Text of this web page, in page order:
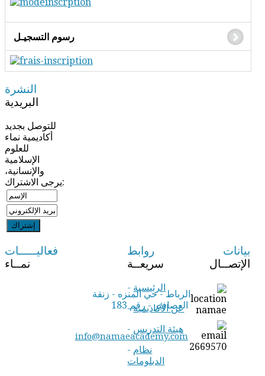
رسوم التسجيـل
النشرة
البريدية
للتوصل بجديد
أكاديمية نماء
للعلوم
الإسلامية
والإنسانية،
يرجى الاشتراك:
بيانات
الإتصــال
الرباط - حي المنزه - زنقة
info@namaeacademy.com
روابط
سريعــة
- الرئيسية
-عن الأكاديمية
- هيئة التدريس
- نظام
الدبلومات
فعاليـــــات
نمــاء